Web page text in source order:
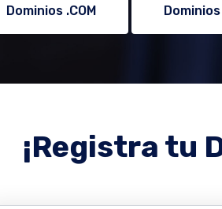
Dominios .COM Dominios
¡Registra tu